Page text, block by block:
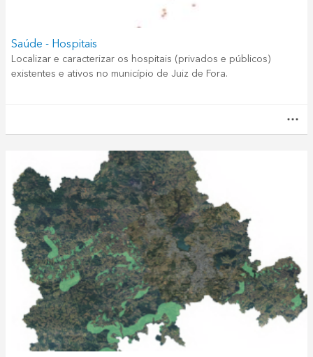
Saúde - Hospitais
Localizar e caracterizar os hospitais (privados e públicos)
existentes e ativos no município de Juiz de Fora.